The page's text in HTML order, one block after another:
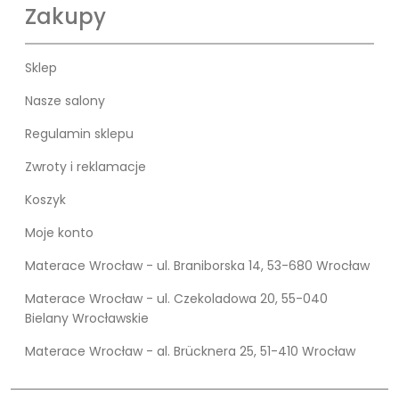
Zakupy
Sklep
Nasze salony
Regulamin sklepu
Zwroty i reklamacje
Koszyk
Moje konto
Materace Wrocław - ul. Braniborska 14, 53-680 Wrocław
Materace Wrocław - ul. Czekoladowa 20, 55-040
Bielany Wrocławskie
Materace Wrocław - al. Brücknera 25, 51-410 Wrocław